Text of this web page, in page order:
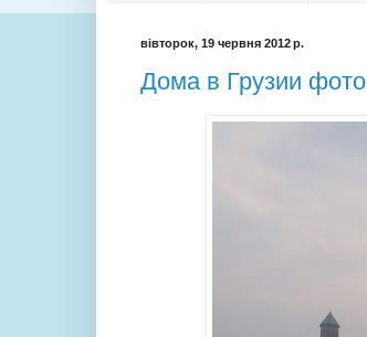
вівторок, 19 червня 2012 р.
Дома в Грузии фото